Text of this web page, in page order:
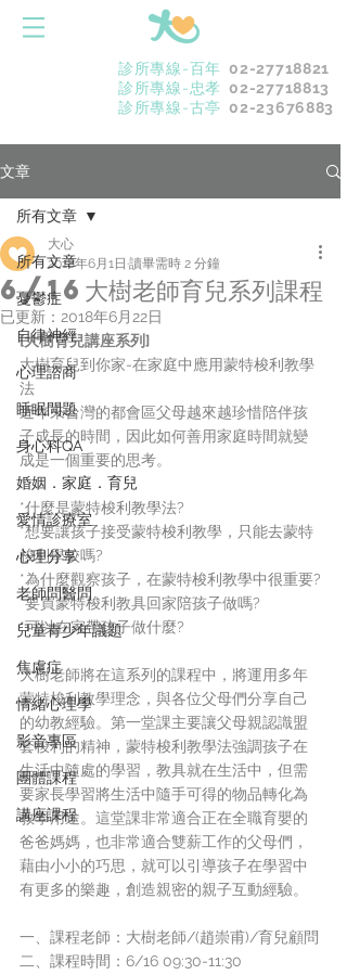
診所專線-百年 02-27718821
診所專線-忠孝
02-27718813
診所專線-古亭
02-23676883
文章
所有文章
憂鬱症
自律神經
心理諮商
睡眠問題
身心科QA
婚姻．家庭．育兒
愛情診療室
心理分享
老師問醫問
兒童青少年議題
焦慮症
情緒心理學
影音專區
團體課程
講座課程
所有文章
6/16大樹老師育兒系列課程
大心
2018年6月1日 讀畢需時 2 分鐘
已更新： 2018年6月22日
[大樹育兒講座系列]
大樹育兒到你家-在家庭中應用蒙特梭利教學
法
近年來台灣的都會區父母越來越珍惜陪伴孩
子成長的時間，因此如何善用家庭時間就變
成是一個重要的思考。
*什麼是蒙特梭利教學法?
*想要讓孩子接受蒙特梭利教學，只能去蒙特
梭利學校嗎?
*為什麼觀察孩子，在蒙特梭利教學中很重要?
*要買蒙特梭利教具回家陪孩子做嗎?
*可以在家帶孩子做什麼?
大樹老師將在這系列的課程中，將運用多年
蒙特梭利教學理念，與各位父母們分享自己
的幼教經驗。第一堂課主要讓父母親認識盟
套梭利的精神，蒙特梭利教學法強調孩子在
生活中隨處的學習，教具就在生活中，但需
要家長學習將生活中隨手可得的物品轉化為
教學用途。這堂課非常適合正在全職育嬰的
爸爸媽媽，也非常適合雙薪工作的父母們，
藉由小小的巧思，就可以引導孩子在學習中
有更多的樂趣，創造親密的親子互動經驗。
一、課程老師：大樹老師/(趙崇甫)/育兒顧問
二、課程時間：6/16 09:30-11:30